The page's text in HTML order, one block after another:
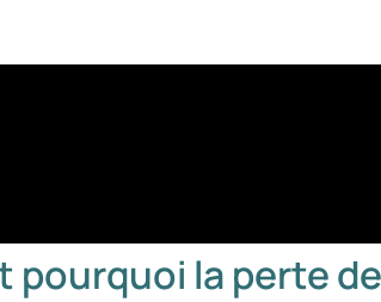
pourquoi la perte